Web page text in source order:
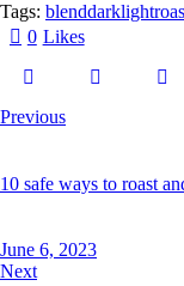
Tags: blenddarklight
0 Likes
Previous
10 safe ways to roast
June 6, 2023
Next